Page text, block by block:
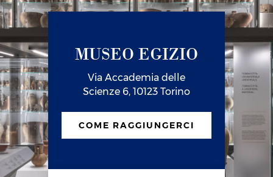
MUSEO EGIZIO
Via Accademia delle
Scienze 6, 10123 Torino
COME RAGGIUNGERCI